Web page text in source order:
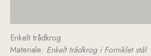
Enkelt trådkrog
Materiale: Enkelt trådkrog i Forniklet stål